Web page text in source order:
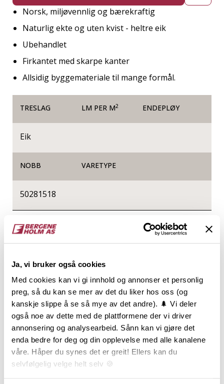
Ja, vi bruker også cookies
Med cookies kan vi gi innhold og annonser et personlig
preg, så du kan se mer av det du liker hos oss (og
kanskje slippe å se så mye av det andre). 🌲 Vi deler
også noe av dette med de plattformene der vi driver
annonsering og analysearbeid. Sånn kan vi gjøre det
enda bedre for deg og din opplevelse med alle kanalene
våre. Håper du synes det er greit! Ellers kan du
selvfølgelig velge helt selv 🍪
Norsk, miljøvennlig og bærekraftig
Naturlig ekte og uten kvist - heltre eik
Ubehandlet
Firkantet med skarpe kanter
Allsidig byggemateriale til mange formål.
TRESLAG LM PER M2 ENDEPLØY
Eik
NOBB VARETYPE
50281518
Produktinformasjon
og de kan brukes til alt fra listverk, innramming og
produksjon av småmøbler til vegger og tak i form av
spileverk. Det er kun fantasien som setter
begrensning til formvalg og bruksområde.
Glattkanter i eik finnes i mange tykkelser og
bredder, fra 9x20 mm til 28x145 mm. Eik er et
hardere treslag enn furu, og passer godt til miljøer
som er utsatt for større bruk og slitasje; som for
eksempel i det offentlige rom.